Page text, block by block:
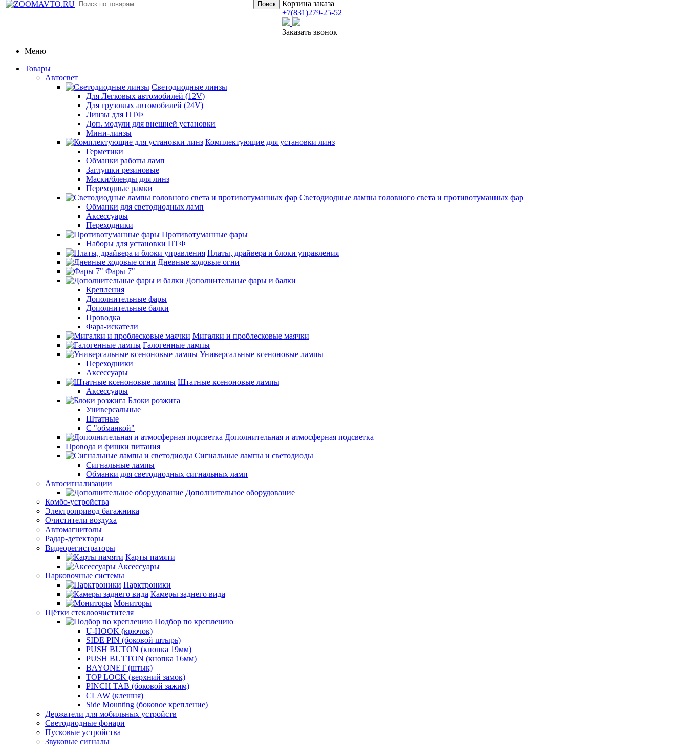
Корзина заказа
+7(831)279-25-52
Заказать звонок
Меню
Товары
Автосвет
Светодиодные линзы
Для Легковых автомобилей (12V)
Для грузовых автомобилей (24V)
Линзы для ПТФ
Доп. модули для внешней установки
Мини-линзы
Комплектующие для установки линз
Герметики
Обманки работы ламп
Заглушки резиновые
Маски/бленды для линз
Переходные рамки
Светодиодные лампы головного света и противотуманных фар
Обманки для светодиодных ламп
Аксессуары
Переходники
Противотуманные фары
Наборы для установки ПТФ
Платы, драйвера и блоки управления
Дневные ходовые огни
Фары 7"
Дополнительные фары и балки
Крепления
Дополнительные фары
Дополнительные балки
Проводка
Фара-искатели
Мигалки и проблесковые маячки
Галогенные лампы
Универсальные ксеноновые лампы
Переходники
Аксессуары
Штатные ксеноновые лампы
Аксессуары
Блоки розжига
Универсальные
Штатные
С "обманкой"
Дополнительная и атмосферная подсветка
Провода и фишки питания
Cигнальные лампы и светодиоды
Сигнальные лампы
Обманки для светодиодных сигнальных ламп
Автосигнализации
Дополнительное оборудование
Комбо-устройства
Электропривод багажника
Очистители воздуха
Автомагнитолы
Радар-детекторы
Видеорегистраторы
Карты памяти
Аксессуары
Парковочные системы
Парктроники
Камеры заднего вида
Мониторы
Щётки стеклоочистителя
Подбор по креплению
U-HOOK (крючок)
SIDE PIN (боковой штырь)
PUSH BUTON (кнопка 19мм)
PUSH BUTTON (кнопка 16мм)
BAYONET (штык)
TOP LOCK (верхний замок)
PINCH TAB (боковой зажим)
CLAW (клешня)
Side Mounting (боковое крепление)
Держатели для мобильных устройств
Светодиодные фонари
Пусковые устройства
Звуковые сигналы